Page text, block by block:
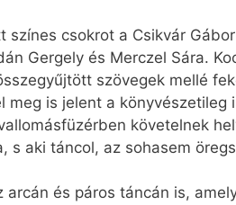
csokrot a Csikvár
Gergely és Merczel Sára.
szövegek mellé
is jelent a
követelnek
s aki táncol, az sohasem
arcán és páros táncán is,